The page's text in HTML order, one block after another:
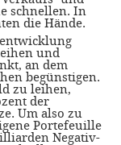
schnellen. In
die Hände.
und
an dem
begünstigen.
zu leihen,
der
Um also zu
Portefeuille
Negativ-